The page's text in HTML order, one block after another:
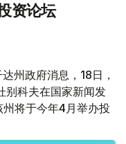
资论坛
州政府消息，18日，
别科夫在国家新闻发
将于今年4月举办投